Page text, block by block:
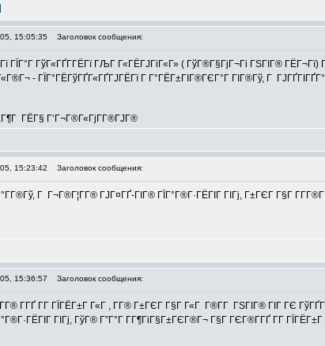
15:05:35 Заголовок сообщения:
ГЇГ°Г ГўГ«ГҐГ­ГЁГї ГЉГ Г«ГЁГЈГіГ«Г» ( ГўГ®Г§ГјГ¬Гі ГЅГІГ®
- ГЇГ°ГЁГўГҐГ«ГҐГЈГЁГї Г Г°ГЁГ±ГІГ®ГЄГ°Г ГІГ®Гў, Г
ГЁГ§ Г‘Г¬Г®Г«ГјГ­Г®ГЈГ®
15:23:42 Заголовок сообщения:
Г Г¬Г®Г¦Г­Г® ГЈГ¤ГҐ-ГІГ® ГЇГ°Г®Г·ГЁГІГ ГІГј, Г±ГЄГ Г§Г
15:36:57 Заголовок сообщения:
Г­ГҐ Г­Г ГЇГЁГ±Г Г«Г , Г­Г® Г±ГЄГ Г§Г Г«Г Г®Г­Г ГЅГІГ® ГІГ ГЄ
ГІГј, ГўГ® Г”Г°Г Г­Г¶ГіГ§Г±ГЄГ®Г¬ Г§Г ГЄГ®Г­ГҐ Г­Г